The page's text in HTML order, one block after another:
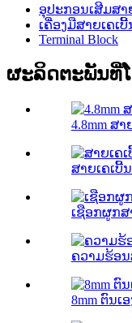
ອຸປະກອນເສີມສາ
ເຄື່ອງມືສາຍເຄເບີ້
Terminal Block
ຜະລິດຕະພັນທີ່
4.8mm ສາ
ສາຍເຄເບີ້
ເຊືອກຜູກສ
ຄວາມ​ຮ້ອນ​
8mm ຕົນເ